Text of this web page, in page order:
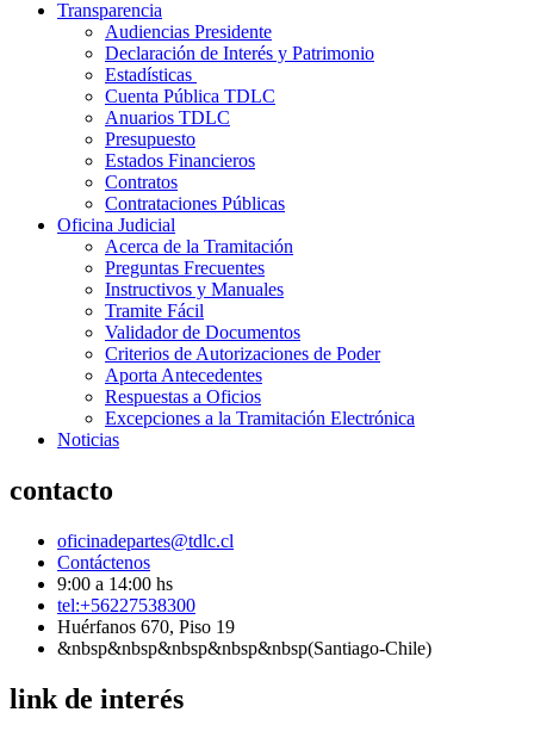
Transparencia
Audiencias Presidente
Declaración de Interés y Patrimonio
Estadísticas
Cuenta Pública TDLC
Anuarios TDLC
Presupuesto
Estados Financieros
Contratos
Contrataciones Públicas
Oficina Judicial
Acerca de la Tramitación
Preguntas Frecuentes
Instructivos y Manuales
Tramite Fácil
Validador de Documentos
Criterios de Autorizaciones de Poder
Aporta Antecedentes
Respuestas a Oficios
Excepciones a la Tramitación Electrónica
Noticias
contacto
oficinadepartes@tdlc.cl
Contáctenos
9:00 a 14:00 hs
tel:+56227538300
Huérfanos 670, Piso 19
&nbsp&nbsp&nbsp&nbsp&nbsp(Santiago-Chile)
link de interés